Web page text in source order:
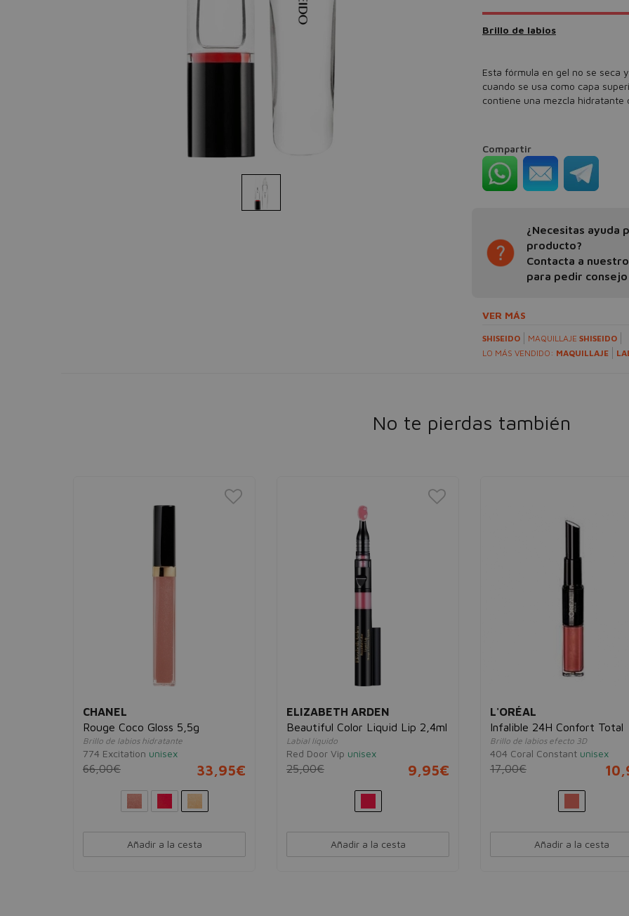
Brillo de labios
Esta fórmula en gel no se seca
cuando se usa como capa
contiene una mezcla hidratante
Compartir
¿Necesitas ayuda
producto?
Contacta a
para pedir consejo
VER MÁS
SHISEIDO MAQUILLAJE SHISEIDO
LO MÁS VENDIDO: MAQUILLAJE
No te pierdas también
CHANEL
Rouge Coco Gloss 5,5g
Brillo de labios hidratante
774 Excitation unisex
66,00€ 33,95€
Añadir a la cesta
ELIZABETH ARDEN
Beautiful Color Liquid Lip 2,4ml
Labial líquido
Red Door Vip unisex
25,00€ 9,95€
Añadir a la cesta
L'ORÉAL
Infalible 24H Confort Total
Brillo de labios efecto 3D
404 Coral Constant unisex
17,00€
Añadir a la cesta